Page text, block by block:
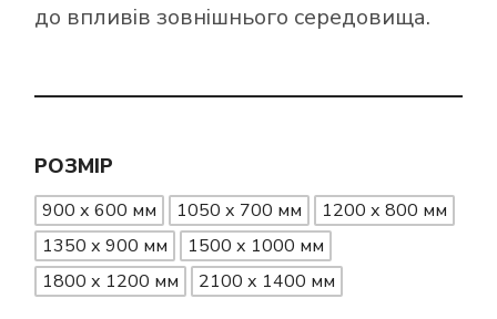
до впливів зовнішнього середовища.
РОЗМІР
900 х 600 мм 1050 х 700 мм
1200 х 800 мм
1350 х 900 мм
1500 х 1000 мм
1800 х 1200 мм
2100 х 1400 мм